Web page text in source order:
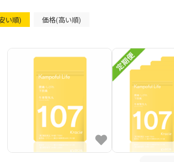
い順) 価格(高い順)